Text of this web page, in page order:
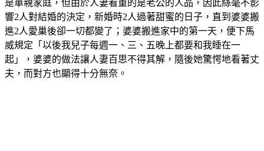
是單親家庭，但由於人妻看重的是老公的人品，因此絲毫不影
響2人對結婚的決定，新婚時2人過著甜蜜的日子，直到婆婆搬
進2人愛巢後卻一切都變了；婆婆搬進家中的第一天，便下馬
威規定「以後我兒子每週一、三、五晚上都要和我睡在一
起」，婆婆的做法讓人妻百思不得其解，隨後她驚愕地看著丈
夫，而對方也顯得十分無奈。